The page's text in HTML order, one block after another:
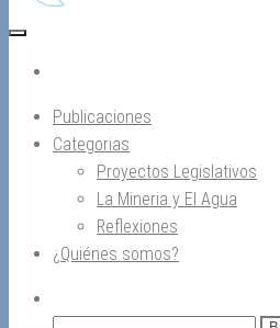
Publicaciones
Categorias
Proyectos Legislativos
La Mineria y El Agua
Reflexiones
¿Quiénes somos?